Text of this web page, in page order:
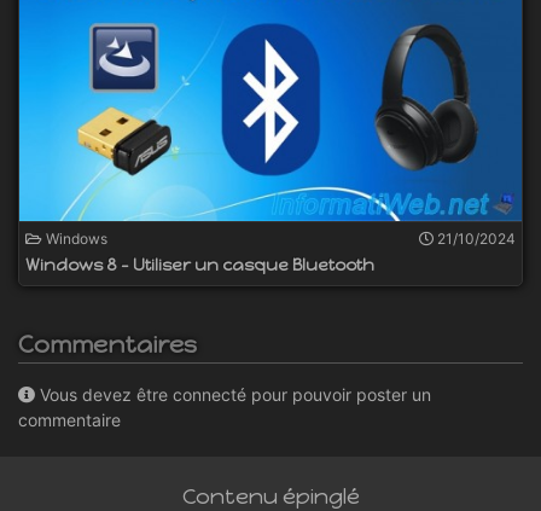
Windows 21/10/2024
Windows 8 - Utiliser un casque Bluetooth
Commentaires
Vous devez être connecté pour pouvoir poster un
commentaire
Contenu épinglé